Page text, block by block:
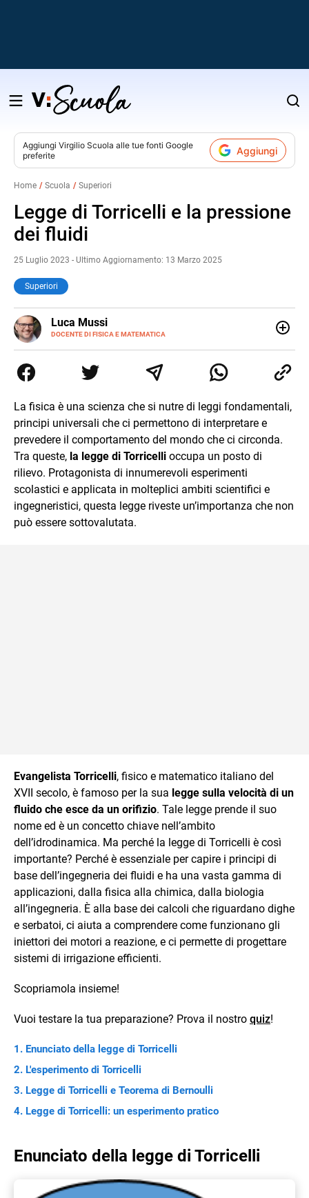
Salta
contenuto
Aggiungi Virgilio Scuola alle tue fonti Google
preferite
Aggiungi
Home Scuola Superiori
Legge di Torricelli e la pressione
dei fluidi
25 Luglio 2023 - Ultimo Aggiornamento: 13 Marzo 2025
Superiori
Luca Mussi
DOCENTE DI FISICA E MATEMATICA
LINKEDIN
ALTRI
SITI
supporto allo studio con sedi a Milano e in Brianza.
Appassionato di cucina, viaggi, e sport come rugby,
imparare.
La fisica è una scienza che si nutre di leggi fondamentali,
principi universali che ci permettono di interpretare e
prevedere il comportamento del mondo che ci circonda.
Tra queste, la legge di Torricelli occupa un posto di
rilievo. Protagonista di innumerevoli esperimenti
scolastici e applicata in molteplici ambiti scientifici e
ingegneristici, questa legge riveste un’importanza che non
può essere sottovalutata.
Evangelista Torricelli, fisico e matematico italiano del
XVII secolo, è famoso per la sua legge sulla velocità di un
fluido che esce da un orifizio. Tale legge prende il suo
nome ed è un concetto chiave nell’ambito
dell’idrodinamica. Ma perché la legge di Torricelli è così
importante? Perché è essenziale per capire i principi di
base dell’ingegneria dei fluidi e ha una vasta gamma di
applicazioni, dalla fisica alla chimica, dalla biologia
all’ingegneria. È alla base dei calcoli che riguardano dighe
e serbatoi, ci aiuta a comprendere come funzionano gli
iniettori dei motori a reazione, e ci permette di progettare
sistemi di irrigazione efficienti.
Scopriamola insieme!
Vuoi testare la tua preparazione? Prova il nostro quiz!
Enunciato della legge di Torricelli
L'esperimento di Torricelli
Legge di Torricelli e Teorema di Bernoulli
Legge di Torricelli: un esperimento pratico
Enunciato della legge di Torricelli